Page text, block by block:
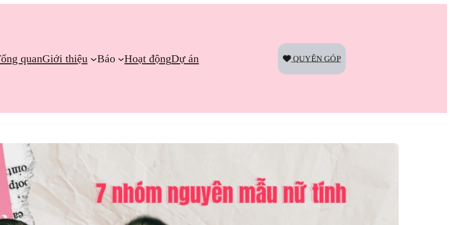
quanGiới thiệu Báo Hoạt độngDự án QUYÊN GÓP